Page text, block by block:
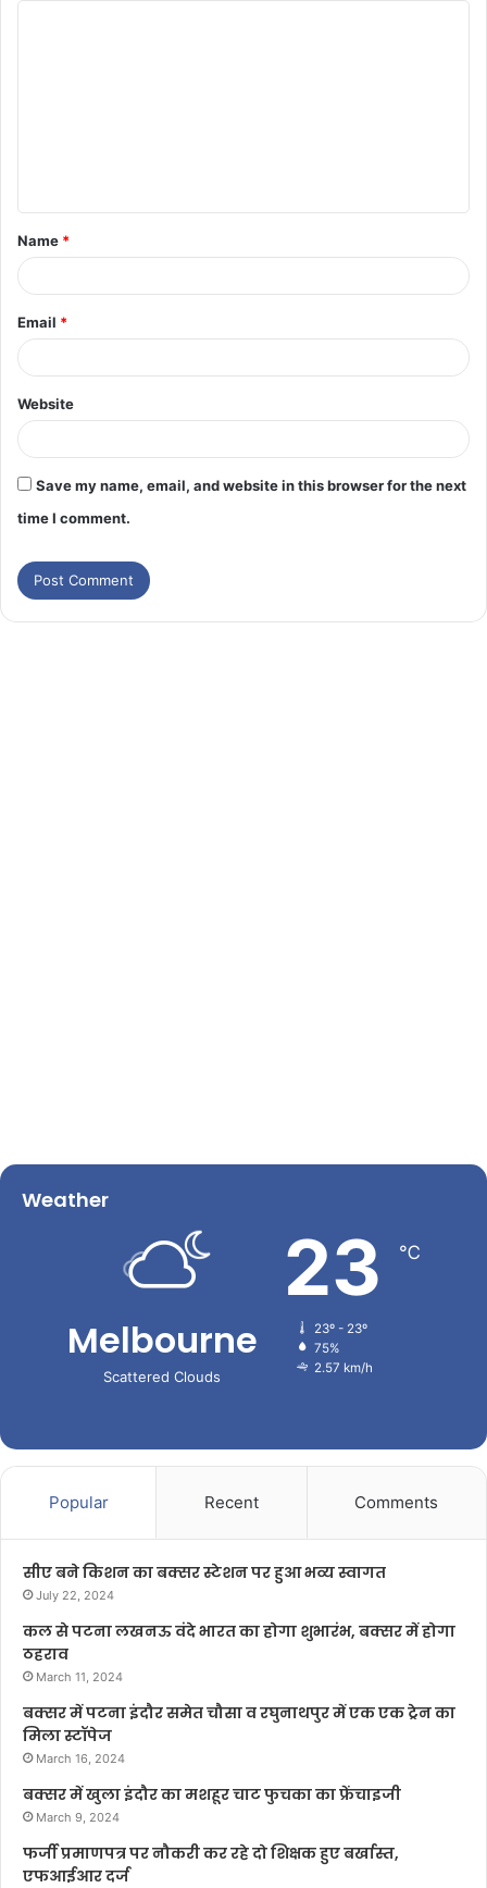
Name *
Email *
Website
Save my name, email, and website in this browser for the next
time I comment.
Weather
Melbourne
Scattered Clouds
23 ℃
23º - 23º
75%
2.57 km/h
Popular Recent Comments
सीए बने किशन का बक्सर स्टेशन पर हुआ भव्य स्वागत
July 22, 2024
कल से पटना लखनऊ वंदे भारत का होगा शुभारंभ, बक्सर में होगा
ठहराव
March 11, 2024
बक्सर में पटना इंदौर समेत चौसा व रघुनाथपुर में एक एक ट्रेन का
मिला स्टॉपेज
March 16, 2024
बक्सर में खुला इंदौर का मशहूर चाट फुचका का फ्रेंचाइजी
March 9, 2024
फर्जी प्रमाणपत्र पर नौकरी कर रहे दो शिक्षक हुए बर्खास्त,
एफआईआर दर्ज